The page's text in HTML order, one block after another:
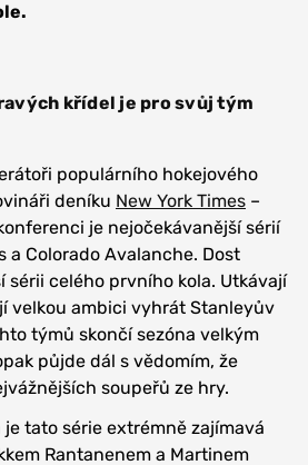
křídel je pro svůj tým
populárního hokejového
deníku New York Times –
je nejočekávanější sérií
a Colorado Avalanche. Dost
sérii celého prvního kola. Utkávají
velkou ambici vyhrát Stanleyův
týmů skončí sezóna velkým
půjde dál s vědomím, že
soupeřů ze hry.
je tato série extrémně zajímavá
Rantanenem a Martinem